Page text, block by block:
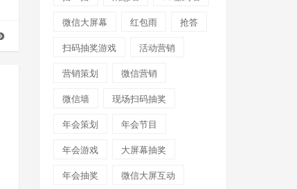
微信大屏幕
红包雨
抢答
扫码抽奖游戏
活动营销
营销策划
微信营销
微信墙
现场扫码抽奖
年会策划
年会节目
年会游戏
大屏幕抽奖
年会抽奖
微信大屏互动